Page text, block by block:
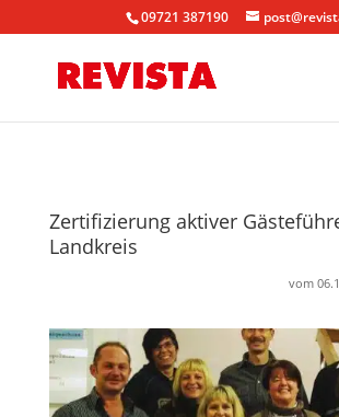
09721 387190
Zertifizierung aktiver
Landkreis
vom